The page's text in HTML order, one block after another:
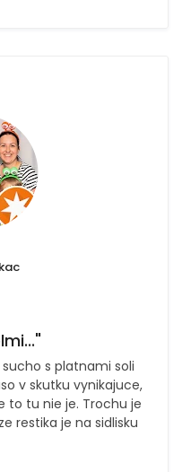
s platnami soli
v skutku vynikajuce,
to tu nie je. Trochu je
restika je na sidlisku